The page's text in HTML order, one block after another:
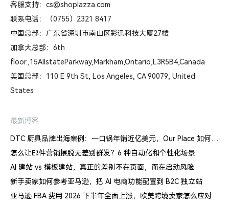
客服支持：cs@shoplazza.com
联系电话：（0755）2321 8417
中国总部：广东省深圳市南山区彩讯科技大厦27楼
加拿大总部：6th
floor.,15AllstateParkway,Markham,Ontario,L3R5B4,Canada
美国总部：110 E 9th St, Los Angeles, CA 90079, United
States
最新博客
DTC 厨具品牌出海案例：一口锅年销近亿美元，Our Place 如何建立信任体系
怎么让邮件营销摆脱无差别群发？6 种自动化和个性化场景
AI 建站 vs 模板建站，真正的差别不在页面，而在启动风险
新手卖家如何参考亚马逊，把 AI 电商功能配置到 B2C 独立站
亚马逊 FBA 费用 2026 下半年全面上涨，欧美跨境卖家怎么应对